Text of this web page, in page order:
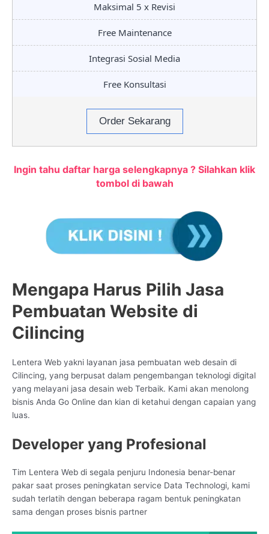
Maksimal 5 x Revisi
Free Maintenance
Integrasi Sosial Media
Free Konsultasi
Order Sekarang
Ingin tahu daftar harga selengkapnya ? Silahkan klik
tombol di bawah
Mengapa Harus Pilih Jasa
Pembuatan Website di
Cilincing
Lentera Web yakni layanan jasa pembuatan web desain di
Cilincing, yang berpusat dalam pengembangan teknologi digital
yang melayani jasa desain web Terbaik. Kami akan menolong
bisnis Anda Go Online dan kian di ketahui dengan capaian yang
luas.
Developer yang Profesional
Tim Lentera Web di segala penjuru Indonesia benar-benar
pakar saat proses peningkatan service Data Technologi, kami
sudah terlatih dengan beberapa ragam bentuk peningkatan
sama dengan proses bisnis partner